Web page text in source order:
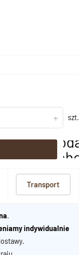
+ szt.
Transport
.
indywidualnie